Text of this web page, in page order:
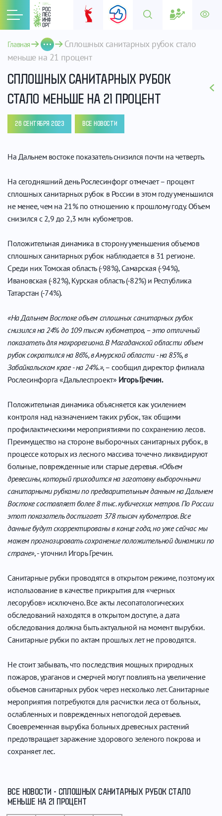
Главная
Сплошных санитарных рубок стало
меньше на 21 процент
СПЛОШНЫХ САНИТАРНЫХ РУБОК
СТАЛО МЕНЬШЕ НА 21 ПРОЦЕНТ
26 СЕНТЯБРЯ 2023 ВСЕ НОВОСТИ
На Дальнем востоке показатель снизился почти на четверть.
На сегодняшний день Рослесинфорг отмечает – процент
сплошных санитарных рубок в России в этом году уменьшился
не менее, чем на 21% по отношению к прошлому году. Объем
снизился с 2,9 до 2,3 млн кубометров.
Положительная динамика в сторону уменьшения объемов
сплошных санитарных рубок наблюдается в 31 регионе.
Среди них Томская область (-98%), Самарская (-94%),
Ивановская (-82%), Курская область (-82%) и Республика
Татарстан (-74%).
«На Дальнем Востоке объем сплошных санитарных рубок
снизился на 24% до 109 тысяч кубометров, – это отличный
показатель для макрорегиона. В Магаданской области объем
рубок сократился на 86%, в Амурской области - на 85%, в
Забайкальском крае - на 24%.», – сообщил директор филиала
Рослесинфорга «Дальлеспроект» Игорь Гречин.
Положительная динамика объясняется как усилением
контроля над назначением таких рубок, так общими
профилактическими мероприятиями по сохранению лесов.
Преимущество на стороне выборочных санитарных рубок, в
процессе которых из лесного массива точечно ликвидируют
больные, поврежденные или старые деревья.«Объем
древесины, который приходится на заготовку выборочными
санитарными рубками по предварительным данным на Дальнем
Востоке составляет более 8 тыс. кубических метров. По России
этот показатель достигает 378 тысяч кубометров. Все
данные будут скорректированы в конце года, но уже сейчас мы
можем прогнозировать сохранение положительной динамики по
стране», - уточнил Игорь Гречин.
Санитарные рубки проводятся в открытом режиме, поэтому их
использование в качестве прикрытия для «черных
лесорубов» исключено. Все акты лесопатологических
обследований находятся в открытом доступе, а дата
обследования должна быть актуальной на момент вырубки.
Санитарные рубки по актам прошлых лет не проводятся.
Не стоит забывать, что последствия мощных природных
пожаров, ураганов и смерчей могут повлиять на увеличение
объемов санитарных рубок через несколько лет. Санитарные
мероприятия потребуются для расчистки леса от больных,
ослабленных и поврежденных непогодой деревьев.
Своевременная вырубка больных древесных растений
предотвращает заражение здорового зеленого покрова и
сохраняет лес.
ВСЕ НОВОСТИ - СПЛОШНЫХ САНИТАРНЫХ РУБОК СТАЛО
МЕНЬШЕ НА 21 ПРОЦЕНТ